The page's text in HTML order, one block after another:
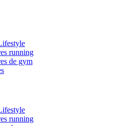
running
de gym
running